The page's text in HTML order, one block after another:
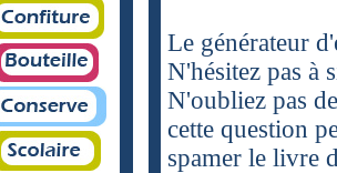
Le générateur
N'hésitez pas à
N'oubliez pas
cette question
spamer le livre